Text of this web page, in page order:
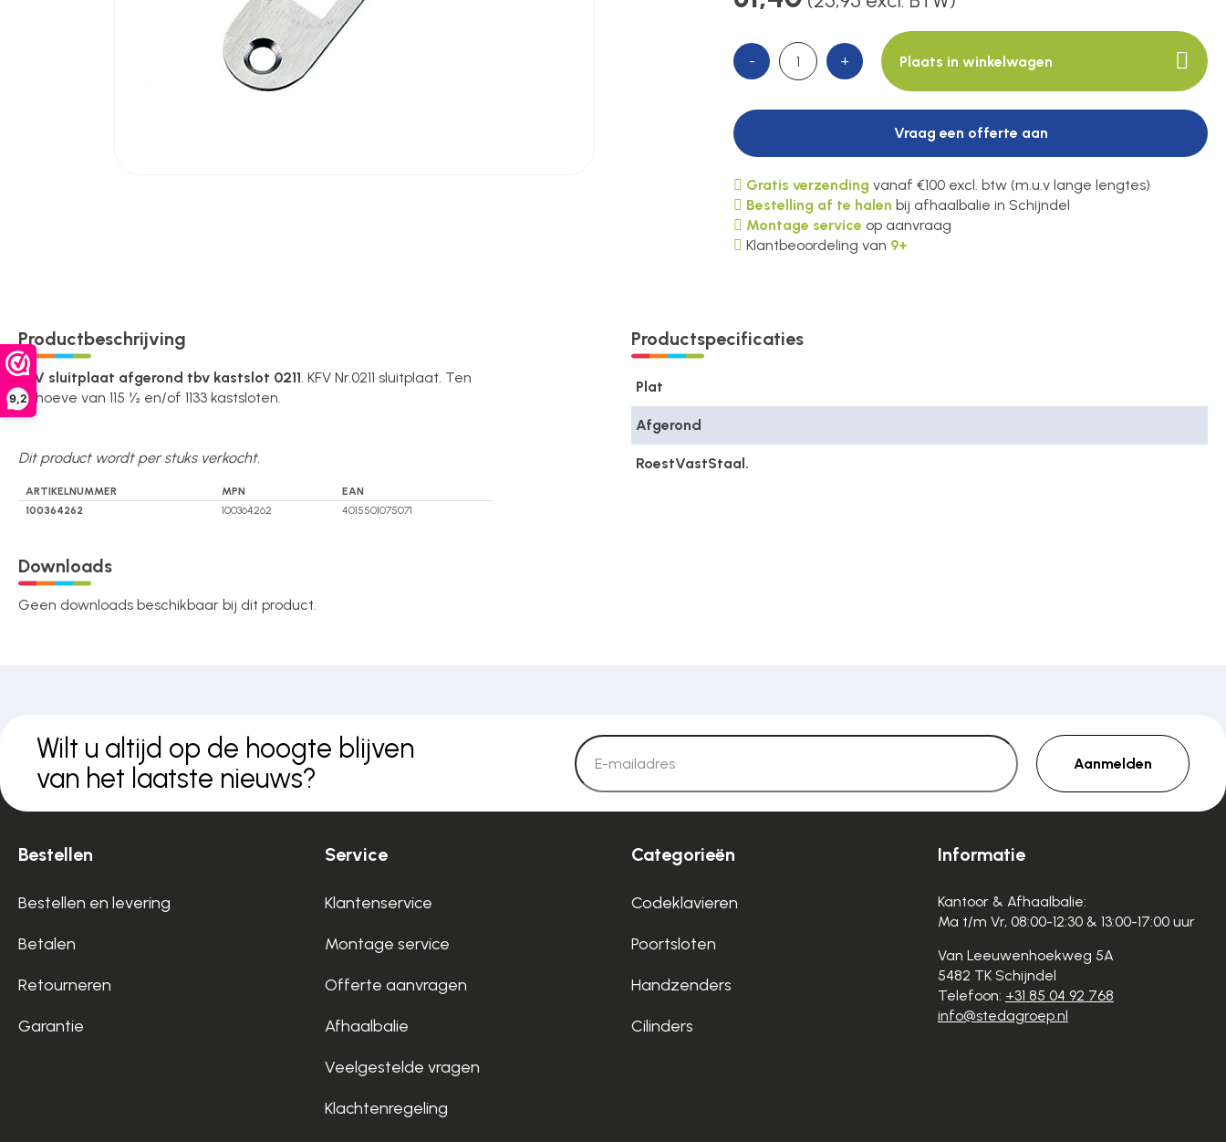
9,2
Over ons
- + Plaats in winkelwagen
Vraag een offerte aan
Gratis verzending vanaf €100 excl. btw (m.u.v lange lengtes)
Bestelling af te halen bij afhaalbalie in Schijndel
Montage service op aanvraag
Klantbeoordeling van 9+
Productbeschrijving
KFV sluitplaat afgerond tbv kastslot 0211. KFV Nr.0211 sluitplaat. Ten
behoeve van 115 ½ en/of 1133 kastsloten.
Dit product wordt per stuks verkocht.
ARTIKELNUMMER MPN
EAN
100364262
100364262 4015501075071
Productspecificaties
Plat
Afgerond
RoestVastStaal.
Downloads
Geen downloads beschikbaar bij dit product.
Wilt u altijd op de hoogte blijven
van het laatste nieuws?
Aanmelden
Bestellen
Bestellen en levering
Betalen
Retourneren
Garantie
Service
Klantenservice
Montage service
Offerte aanvragen
Afhaalbalie
Veelgestelde vragen
Klachtenregeling
Categorieën
Codeklavieren
Poortsloten
Handzenders
Cilinders
Informatie
Kantoor & Afhaalbalie:
Ma t/m Vr, 08:00-12:30 & 13:00-17:00 uur
Van Leeuwenhoekweg 5A
5482 TK Schijndel
Telefoon: +31 85 04 92 768
info@stedagroep.nl